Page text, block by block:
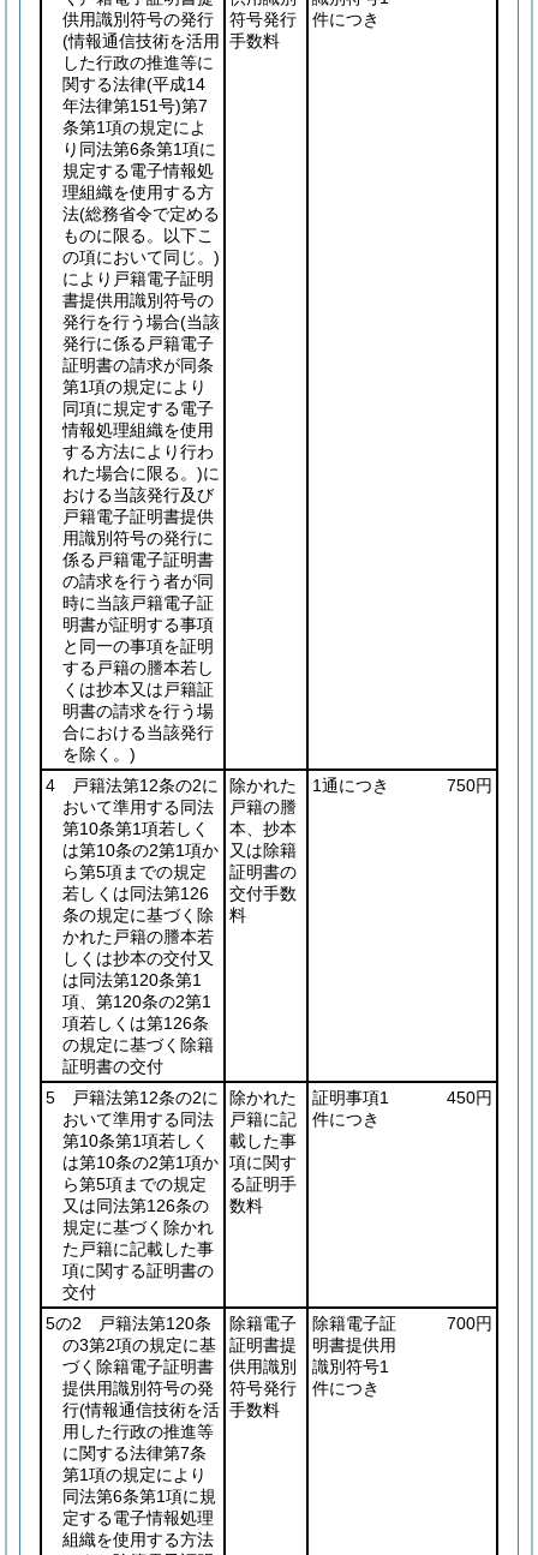
供用識別符号の発行
(情報通信技術を活用
した行政の推進等に
関する法律(平成14
年法律第151号)第7
条第1項の規定によ
り同法第6条第1項に
規定する電子情報処
理組織を使用する方
法(総務省令で定める
ものに限る。以下こ
の項において同じ。)
により戸籍電子証明
書提供用識別符号の
発行を行う場合(当該
発行に係る戸籍電子
証明書の請求が同条
第1項の規定により
同項に規定する電子
情報処理組織を使用
する方法により行わ
れた場合に限る。)に
おける当該発行及び
戸籍電子証明書提供
用識別符号の発行に
係る戸籍電子証明書
の請求を行う者が同
時に当該戸籍電子証
明書が証明する事項
と同一の事項を証明
する戸籍の謄本若し
くは抄本又は戸籍証
明書の請求を行う場
合における当該発行
を除く。)
符号発行
手数料
件につき
4 戸籍法第12条の2に
おいて準用する同法
第10条第1項若しく
は第10条の2第1項か
ら第5項までの規定
若しくは同法第126
条の規定に基づく除
かれた戸籍の謄本若
しくは抄本の交付又
は同法第120条第1
項、第120条の2第1
項若しくは第126条
の規定に基づく除籍
証明書の交付
除かれた
戸籍の謄
本、抄本
又は除籍
証明書の
交付手数
料
1通につき 750円
5 戸籍法第12条の2に
おいて準用する同法
第10条第1項若しく
は第10条の2第1項か
ら第5項までの規定
又は同法第126条の
規定に基づく除かれ
た戸籍に記載した事
項に関する証明書の
交付
除かれた
戸籍に記
載した事
項に関す
る証明手
数料
証明事項1
件につき
450円
5の2 戸籍法第120条
の3第2項の規定に基
づく除籍電子証明書
提供用識別符号の発
行(情報通信技術を活
用した行政の推進等
に関する法律第7条
第1項の規定により
同法第6条第1項に規
定する電子情報処理
組織を使用する方法
除籍電子
証明書提
供用識別
符号発行
手数料
除籍電子証
明書提供用
識別符号1
件につき
700円